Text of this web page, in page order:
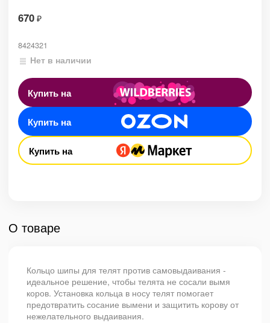
670 ₽
8424321
Нет в наличии
Купить на
Купить на
Купить на
О товаре
Кольцо шипы для телят против самовыдаивания -
идеальное решение, чтобы телята не сосали вымя
коров. Установка кольца в носу телят помогает
предотвратить сосание вымени и защитить корову от
нежелательного выдаивания.